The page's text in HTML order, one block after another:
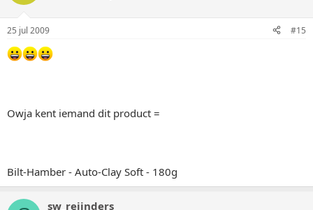
25 jul 2009 #15
Owja kent iemand dit product =
Bilt-Hamber - Auto-Clay Soft - 180g
sw_reijnders